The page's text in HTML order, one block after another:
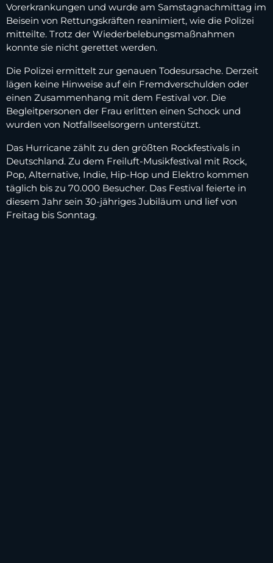
Vorerkrankungen und wurde am Samstagnachmittag im
Beisein von Rettungskräften reanimiert, wie die Polizei
mitteilte. Trotz der Wiederbelebungsmaßnahmen
konnte sie nicht gerettet werden.
Die Polizei ermittelt zur genauen Todesursache. Derzeit
lägen keine Hinweise auf ein Fremdverschulden oder
einen Zusammenhang mit dem Festival vor. Die
Begleitpersonen der Frau erlitten einen Schock und
wurden von Notfallseelsorgern unterstützt.
Das Hurricane zählt zu den größten Rockfestivals in
Deutschland. Zu dem Freiluft-Musikfestival mit Rock,
Pop, Alternative, Indie, Hip-Hop und Elektro kommen
täglich bis zu 70.000 Besucher. Das Festival feierte in
diesem Jahr sein 30-jähriges Jubiläum und lief von
Freitag bis Sonntag.